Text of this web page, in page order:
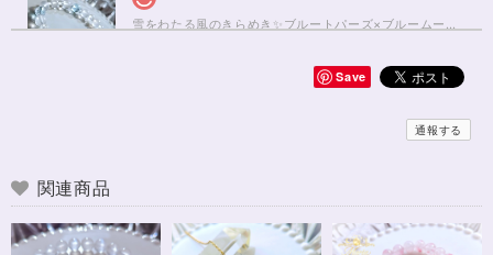
雪をわたる風のきらめき✨ブルートパーズ×ブルームーンストーンブレスレット17cm
ョンが上がりました！ ラッピングも可愛く、梱包もすごく丁寧で袋を開け
るのが 勿体無いくらいでした！ おまけで付いてきたさざれも可愛くて綺麗
うございました！ また機会があったら利用したいと思います。 この度は本
当にありがとうございました！
Save
通報する
関連商品